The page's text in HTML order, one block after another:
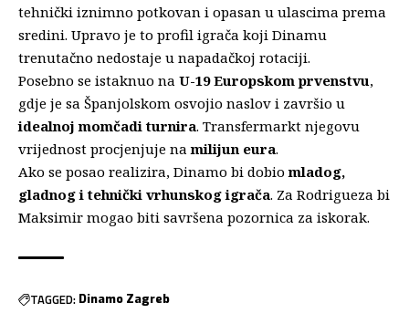
tehnički iznimno potkovan i opasan u ulascima prema
sredini. Upravo je to profil igrača koji Dinamu
trenutačno nedostaje u napadačkoj rotaciji.
Posebno se istaknuo na U-19 Europskom prvenstvu,
gdje je sa Španjolskom osvojio naslov i završio u
idealnoj momčadi turnira. Transfermarkt njegovu
vrijednost procjenjuje namilijun eura.
Ako se posao realizira, Dinamo bi dobiomladog,
gladnog i tehnički vrhunskog igrača. Za Rodrigueza bi
Maksimir mogao biti savršena pozornica za iskorak.
TAGGED: Dinamo Zagreb